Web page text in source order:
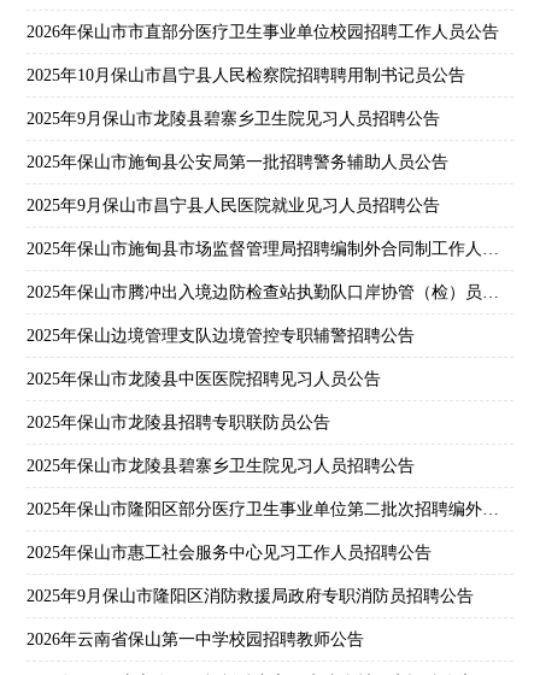
2026年保山市市直部分医疗卫生事业单位校园招聘工作人员公告
2025年10月保山市昌宁县人民检察院招聘聘用制书记员公告
2025年9月保山市龙陵县碧寨乡卫生院见习人员招聘公告
2025年保山市施甸县公安局第一批招聘警务辅助人员公告
2025年9月保山市昌宁县人民医院就业见习人员招聘公告
2025年保山市施甸县市场监督管理局招聘编制外合同制工作人员公告
2025年保山市腾冲出入境边防检查站执勤队口岸协管（检）员招聘公告
2025年保山边境管理支队边境管控专职辅警招聘公告
2025年保山市龙陵县中医医院招聘见习人员公告
2025年保山市龙陵县招聘专职联防员公告
2025年保山市龙陵县碧寨乡卫生院见习人员招聘公告
2025年保山市隆阳区部分医疗卫生事业单位第二批次招聘编外人员公告
2025年保山市惠工社会服务中心见习工作人员招聘公告
2025年9月保山市隆阳区消防救援局政府专职消防员招聘公告
2026年云南省保山第一中学校园招聘教师公告